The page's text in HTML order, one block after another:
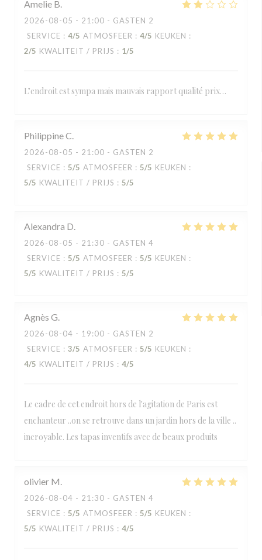
Amelie B
2026-08-05 - 21:00 - GASTEN 2
SERVICE : 4/5 ATMOSFEER : 4/5 KEUKEN :
2/5 KWALITEIT / PRIJS : 1/5
L’endroit est sympa mais mauvais rapport qualité prix…
PhilippineC
2026-08-05 - 21:00 - GASTEN 2
SERVICE : 5/5 ATMOSFEER : 5/5 KEUKEN :
5/5 KWALITEIT / PRIJS : 5/5
Alexandra D
2026-08-05 - 21:30 - GASTEN 4
SERVICE : 5/5 ATMOSFEER : 5/5 KEUKEN :
5/5 KWALITEIT / PRIJS : 5/5
Agnès G
2026-08-04 - 19:00 - GASTEN 2
SERVICE : 3/5 ATMOSFEER : 5/5 KEUKEN :
4/5 KWALITEIT / PRIJS : 4/5
Le cadre de cet endroit hors de l'agitation de Paris est
enchanteur ..on se retrouve dans un jardin hors de la ville ..
incroyable. Les tapas inventifs avec de beaux produits
olivier M
2026-08-04 - 21:30 - GASTEN 4
SERVICE : 5/5 ATMOSFEER : 5/5 KEUKEN :
5/5 KWALITEIT / PRIJS : 4/5